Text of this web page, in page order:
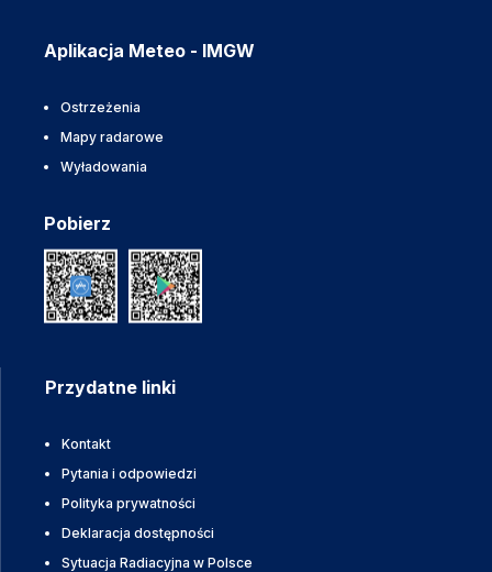
Aplikacja Meteo - IMGW
Ostrzeżenia
Mapy radarowe
Wyładowania
Pobierz
Przydatne linki
Kontakt
Pytania i odpowiedzi
Polityka prywatności
Deklaracja dostępności
Sytuacja Radiacyjna w Polsce